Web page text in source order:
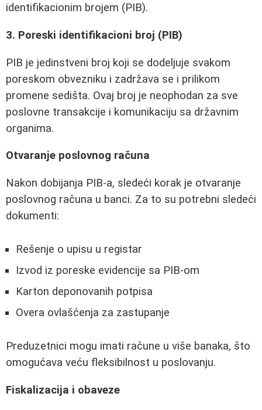
identifikacionim brojem (PIB).
3. Poreski identifikacioni broj (PIB)
PIB je jedinstveni broj koji se dodeljuje svakom
poreskom obvezniku i zadržava se i prilikom
promene sedišta. Ovaj broj je neophodan za sve
poslovne transakcije i komunikaciju sa državnim
organima.
Otvaranje poslovnog računa
Nakon dobijanja PIB-a, sledeći korak je otvaranje
poslovnog računa u banci. Za to su potrebni sledeći
dokumenti:
Rešenje o upisu u registar
Izvod iz poreske evidencije sa PIB-om
Karton deponovanih potpisa
Overa ovlašćenja za zastupanje
Preduzetnici mogu imati račune u više banaka, što
omogućava veću fleksibilnost u poslovanju.
Fiskalizacija i obaveze